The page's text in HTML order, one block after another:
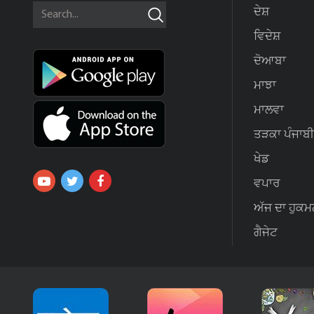
ਦੇਸ਼
ਵਿਦੇਸ਼
ਦੋਆਬਾ
ਮਾਝਾ
ਮਾਲਵਾ
ਤੜਕਾ ਪੰਜਾਬੀ
ਖੇਡ
ਵਪਾਰ
ਅੱਜ ਦਾ
ਗੈਜੇਟ